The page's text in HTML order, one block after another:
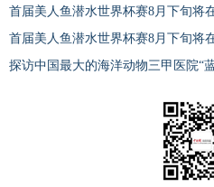
首届美人鱼潜水世界杯赛8月下旬将
首届美人鱼潜水世界杯赛8月下旬将
探访中国最大的海洋动物三甲医院“